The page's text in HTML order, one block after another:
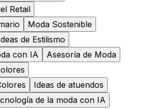
Retail
Moda Sostenible
de Estilismo
con IA
Asesoría de Moda
Ideas de atuendos
de la moda con IA